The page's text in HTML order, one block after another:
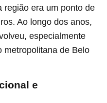
região era um ponto de
Ao longo dos anos,
especialmente
metropolitana de Belo
e